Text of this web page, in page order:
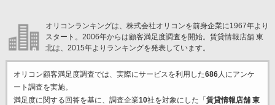
オリコンランキングは、株式会社オリコンを前身企業に1967年より
スタート。2006年からは顧客満足度調査を開始。賃貸情報店舗 東
北は、2015年よりランキングを発表しています。
オリコン顧客満足度調査では、実際にサービスを利用した686人にアンケ
ート調査を実施。
満足度に関する回答を基に、調査企業10社を対象にした「 賃貸情報店舗 東